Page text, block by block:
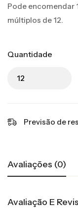
Pode encomendar
múltiplos de 12.
Quantidade
Previsão de
Avaliações (0)
Avaliação E